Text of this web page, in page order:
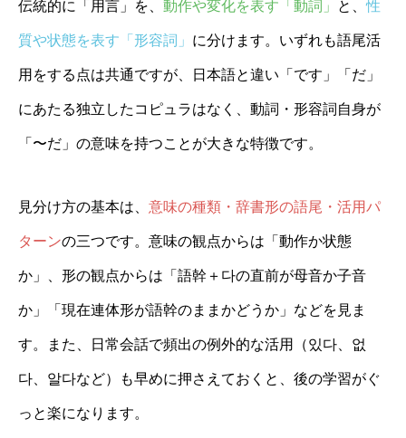
伝統的に「用言」を、 動作や変化を表す「動詞」 と、性
質や状態を表す「形容詞」 に分けます。いずれも語尾活
用をする点は共通ですが、日本語と違い「です」「だ」
にあたる独立したコピュラはなく、動詞・形容詞自身が
「〜だ」の意味を持つことが大きな特徴です。
見分け方の基本は、 意味の種類・辞書形の語尾・活用パ
ターンの三つです。意味の観点からは「動作か状態
か」、形の観点からは「語幹＋다の直前が母音か子音
か」「現在連体形が語幹のままかどうか」などを見ま
す。また、日常会話で頻出の例外的な活用（있다、없
다、알다など）も早めに押さえておくと、後の学習がぐ
っと楽になります。